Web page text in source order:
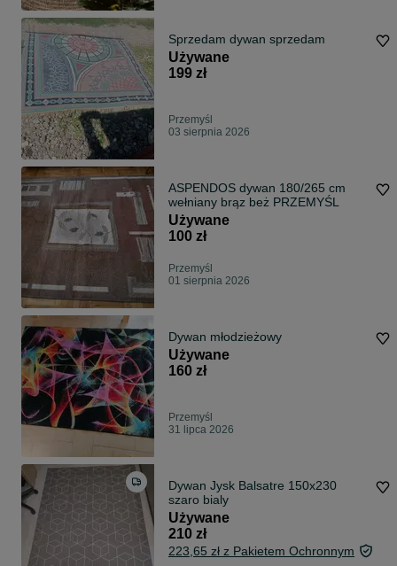
Sprzedam dywan sprzedam
Używane
199 zł
Przemyśl
03 sierpnia 2026
ASPENDOS dywan 180/265 cm
wełniany brąz beż PRZEMYŚL
Używane
100 zł
Przemyśl
01 sierpnia 2026
Dywan młodzieżowy
Używane
160 zł
Przemyśl
31 lipca 2026
Dywan Jysk Balsatre 150x230
szaro bialy
Używane
210 zł
223,65 zł z Pakietem Ochronnym